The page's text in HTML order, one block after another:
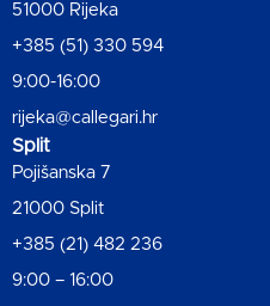
51000 Rijeka
+385 (51) 330 594
9:00-16:00
rijeka@callegari.hr
Split
Pojišanska 7
21000 Split
+385 (21) 482 236
9:00 – 16:00